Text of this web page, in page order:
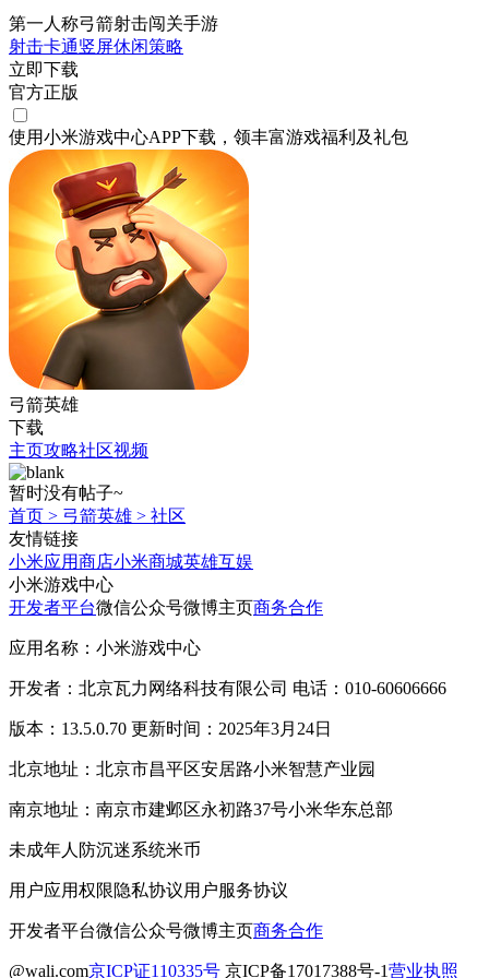
第一人称弓箭射击闯关手游
射击卡通竖屏休闲策略
立即下载
官方正版
使用小米游戏中心APP下载 ，领丰富游戏福利 及礼包
弓箭英雄
下载
主页攻略社区视频
暂时没有帖子~
首页 > 弓箭英雄 > 社区
友情链接
小米应用商店小米商城英雄互娱
小米游戏中心
开发者平台微信公众号微博主页商务合作
应用名称：小米游戏中心
开发者：北京瓦力网络科技有限公司 电话：010-60606666
版本：13.5.0.70 更新时间：2025年3月24日
北京地址：北京市昌平区安居路小米智慧产业园
南京地址：南京市建邺区永初路37号小米华东总部
未成年人防沉迷系统米币
用户应用权限隐私协议用户服务协议
开发者平台微信公众号微博主页商务合作
@wali.com京ICP证110335号 京ICP备17017388号-1营业执照